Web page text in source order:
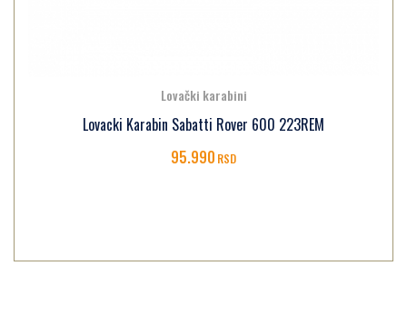
Lovački karabini
Lovacki Karabin Sabatti Rover 600 223REM
95.990RSD